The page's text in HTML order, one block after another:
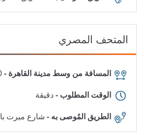
المتحف المصري
المسافة من وسط مدينة القاهرة -
الوقت المطلوب - دقيقة
الطريق المُوصى به - شارع ميرت